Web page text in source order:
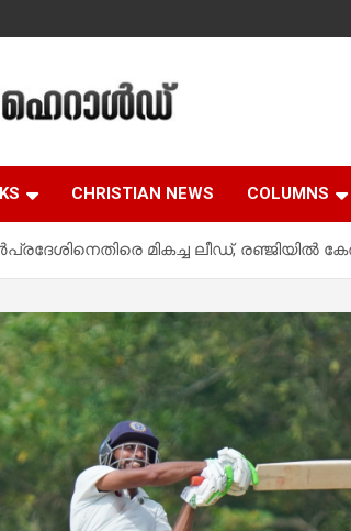
–
CHRISTIAN NEWS COLUMNS
മികച്ച ലീഡ്, രഞ്ജിയിൽ